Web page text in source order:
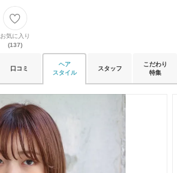
お気に入り
(137)
口コミ
ヘア
スタイル
スタッフ
こだわり
特集